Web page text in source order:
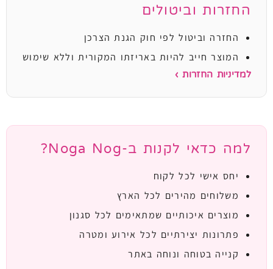
החזרות וביטולים
החזרה וביטול לפי חוק הגנת הצרכן
המוצר חייב להיות באריזתו המקורית וללא שימוש
למדיניות החזרות ›
למה כדאי לקנות ב-Noga Nog?
יחס אישי לכל לקוח
משלוחים מהירים לכל הארץ
מוצרים איכותיים שמתאימים לכל סגנון
פתרונות יצירתיים לכל אירוע ומטרה
קנייה בטוחה ונוחה באתר